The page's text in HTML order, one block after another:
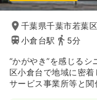
千葉県千葉市若葉
小倉台駅
5分
“かがやき”を感じる
区小倉台で地域に密
サービス事業所等と